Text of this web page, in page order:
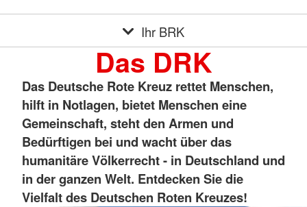
Ihr BRK
Das DRK
Das Deutsche Rote Kreuz rettet Menschen,
hilft in Notlagen, bietet Menschen eine
Gemeinschaft, steht den Armen und
Bedürftigen bei und wacht über das
humanitäre Völkerrecht - in Deutschland und
in der ganzen Welt. Entdecken Sie die
Vielfalt des Deutschen Roten Kreuzes!